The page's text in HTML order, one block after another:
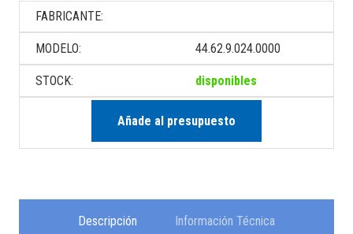
FABRICANTE:
MODELO: 44.62.9.024.0000
STOCK: disponibles
Añade al presupuesto
Descripción Información Técnica